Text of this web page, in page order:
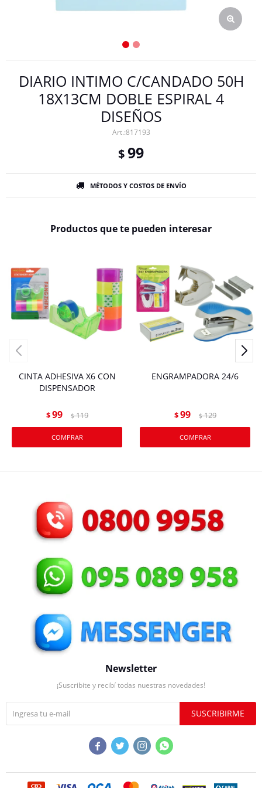
DIARIO INTIMO C/CANDADO 50H
18X13CM DOBLE ESPIRAL 4
DISEÑOS
817193
$99
MÉTODOS Y COSTOS DE ENVÍO
Productos que te pueden interesar
CINTA ADHESIVA X6 CON
DISPENSADOR
$99 $ 119
ENGRAMPADORA 24/6
$99 $ 129
Newsletter
¡Suscribite y recibí todas nuestras novedades!
SUSCRIBIRME
   